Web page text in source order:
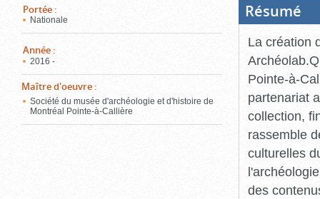
Portée :
Nationale
Année :
2016 -
Maître d'oeuvre :
Société du musée d'archéologie et d'histoire de
Montréal Pointe-à-Callière
Résumé
La création
Pointe-à-
partenariat
collection,
rassemble
culturelles
des